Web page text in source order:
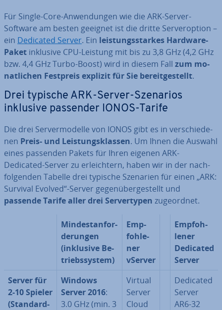
Für Single-Core-An­wen­dun­gen wie die ARK-Server-
Software am besten geeignet ist die dritte Ser­ver­op­ti­on –
ein Dedicated Server. Ein leis­tungs­star­kes Hardware-
Paket inklusive CPU-Leistung mit bis zu 3,8 GHz (4,2 GHz
bzw. 4,4 GHz Turbo-Boost) wird in diesem Fall zum mo­
nat­li­chen Festpreis explizit für Sie be­reit­ge­stellt.
Drei typische ARK-Server-Szenarios
inklusive passender IONOS-Tarife
Die drei Ser­ver­mo­del­le von IONOS gibt es in ver­schie­de­
nen Preis- und Leis­tungs­klas­sen. Um Ihnen die Auswahl
eines passenden Pakets für Ihren eigenen ARK-
Dedicated-Server zu er­leich­tern, haben wir in der nach­
fol­gen­den Tabelle drei typische Szenarien für einen „ARK:
Survival Evolved“-Server ge­gen­über­ge­stellt und
passende Tarife aller drei Ser­ver­ty­pen zu­ge­ord­net.
Min­dest­an­for­
de­run­gen
(inklusive Be­
triebs­sys­tem)
Emp­
foh­le­
ner
vServer
Emp­foh­
le­ner
Dedicated
Server
Server für
2-10 Spieler
(Standard-
Windows
Server 2016:
3.0 GHz (min. 3
Virtual
Server
Cloud
Dedicated
Server
AR6-32